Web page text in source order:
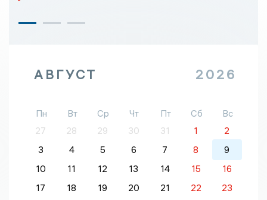
АВГУСТ 2026
Пн Вт Ср Чт Пт Сб
Вс
27
28 29 30 31 1
2
3
4 5 6 7 8
9
10
11 12 13 14 15
16
17
18 19 20 21 22
23